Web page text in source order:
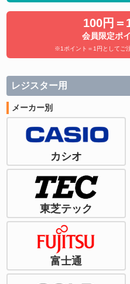
100円＝
会員限定ポ
※1ポイント＝1円としてご
レジスター用
メーカー別
カシオ
東芝テック
富士通